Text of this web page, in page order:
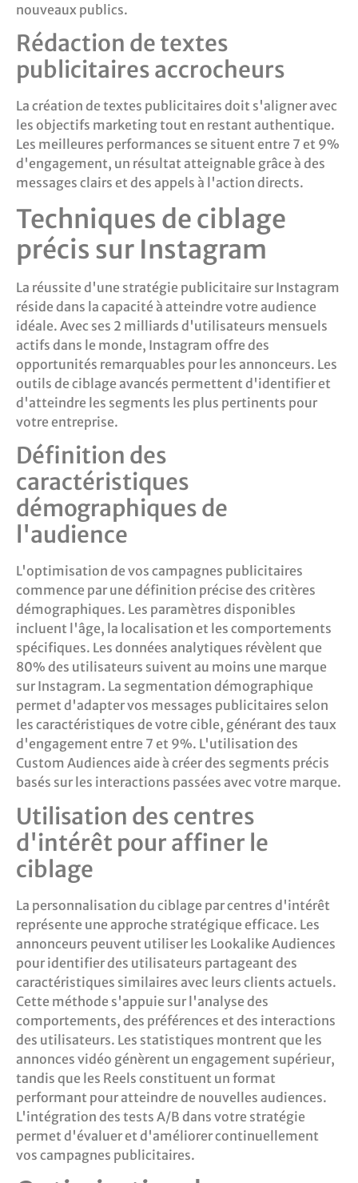
nouveaux publics.
Rédaction de textes
publicitaires accrocheurs
La création de textes publicitaires doit s'aligner avec
les objectifs marketing tout en restant authentique.
Les meilleures performances se situent entre 7 et 9%
d'engagement, un résultat atteignable grâce à des
messages clairs et des appels à l'action directs.
Techniques de ciblage
précis sur Instagram
La réussite d'une stratégie publicitaire sur Instagram
réside dans la capacité à atteindre votre audience
idéale. Avec ses 2 milliards d'utilisateurs mensuels
actifs dans le monde, Instagram offre des
opportunités remarquables pour les annonceurs. Les
outils de ciblage avancés permettent d'identifier et
d'atteindre les segments les plus pertinents pour
votre entreprise.
Définition des
caractéristiques
démographiques de
l'audience
L'optimisation de vos campagnes publicitaires
commence par une définition précise des critères
démographiques. Les paramètres disponibles
incluent l'âge, la localisation et les comportements
spécifiques. Les données analytiques révèlent que
80% des utilisateurs suivent au moins une marque
sur Instagram. La segmentation démographique
permet d'adapter vos messages publicitaires selon
les caractéristiques de votre cible, générant des taux
d'engagement entre 7 et 9%. L'utilisation des
Custom Audiences aide à créer des segments précis
basés sur les interactions passées avec votre marque.
Utilisation des centres
d'intérêt pour affiner le
ciblage
La personnalisation du ciblage par centres d'intérêt
représente une approche stratégique efficace. Les
annonceurs peuvent utiliser les Lookalike Audiences
pour identifier des utilisateurs partageant des
caractéristiques similaires avec leurs clients actuels.
Cette méthode s'appuie sur l'analyse des
comportements, des préférences et des interactions
des utilisateurs. Les statistiques montrent que les
annonces vidéo génèrent un engagement supérieur,
tandis que les Reels constituent un format
performant pour atteindre de nouvelles audiences.
L'intégration des tests A/B dans votre stratégie
permet d'évaluer et d'améliorer continuellement
vos campagnes publicitaires.